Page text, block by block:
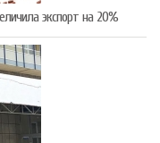
экспорт на 20%